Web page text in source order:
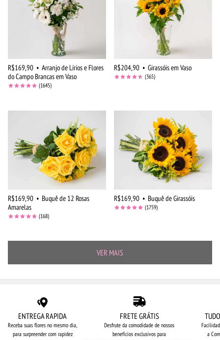
R$169,90 • Arranjo de Lírios e Flores
do Campo Brancas em Vaso
(1645)
R$204,90 • Girassóis em Vaso
(365)
R$169,90 • Buquê de 12 Rosas
Amarelas
(168)
R$169,90 • Buquê de Girassóis
(1759)
VER MAIS
ENTREGA RAPIDA
Receba suas flores no mesmo dia,
para surpreender com rapidez
FRETE GRÁTIS
Desfrute da comodidade de nossos
benefícios exclusivos para
a